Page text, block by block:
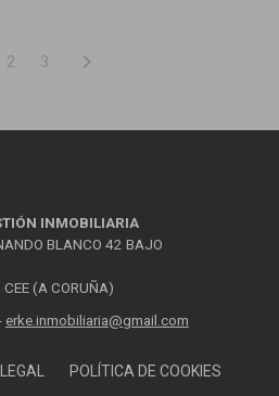
2 3 chevron_right
INMOBILIARIA
BLANCO 42 BAJO
(A CORUÑA)
erke.inmobiliaria@gmail.com
POLÍTICA DE COOKIES